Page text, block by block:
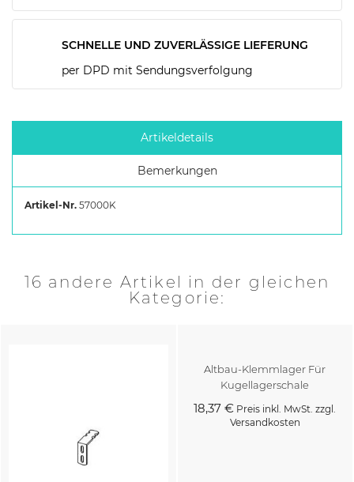
SCHNELLE UND ZUVERLÄSSIGE LIEFERUNG
per DPD mit Sendungsverfolgung
Artikeldetails
Bemerkungen
Artikel-Nr. 57000K
16 andere Artikel in der gleichen
Kategorie:
Altbau-Klemmlager Für
Kugellagerschale
18,37 € Preis inkl. MwSt. zzgl.
Versandkosten